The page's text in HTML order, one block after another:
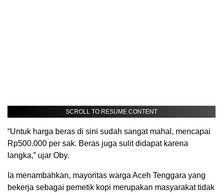
SCROLL TO RESUME CONTENT
“Untuk harga beras di sini sudah sangat mahal, mencapai
Rp500.000 per sak. Beras juga sulit didapat karena
langka,” ujar Oby.
Ia menambahkan, mayoritas warga Aceh Tenggara yang
bekerja sebagai pemetik kopi merupakan masyarakat tidak